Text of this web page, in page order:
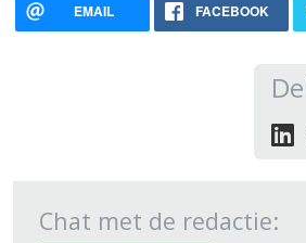
EMAIL FACEBOOK
Chat met de redactie: